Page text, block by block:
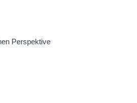
Perspektive